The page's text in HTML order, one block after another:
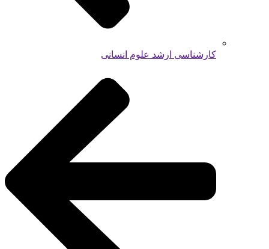
کارشناسی ارشد علوم انسانی